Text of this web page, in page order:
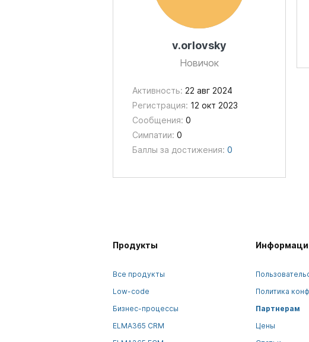
v.orlovsky
Новичок
Активность: 22 авг 2024
Регистрация: 12 окт 2023
Сообщения: 0
Симпатии: 0
Баллы за достижения: 0
Продукты
Все продукты
Low-code
Бизнес-процессы
ELMA365 CRM
Политика
Партнерам
Цены